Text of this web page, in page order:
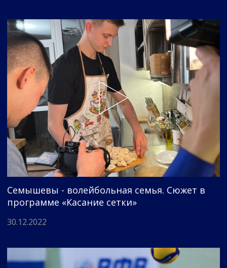
Семышевы - волейбольная семья. Сюжет в
программе «Касание сетки»
30.12.2022